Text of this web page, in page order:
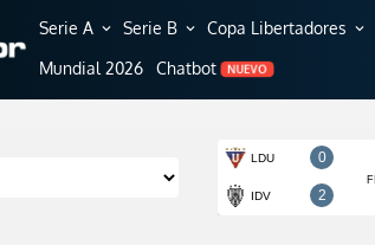
Serie A expand_more Serie B expand_more Copa Libertadores expand_more
Mundial 2026 Chatbot NUEVO